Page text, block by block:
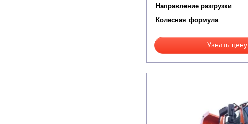
Направление разгрузки
Колесная формула
Узнать цену